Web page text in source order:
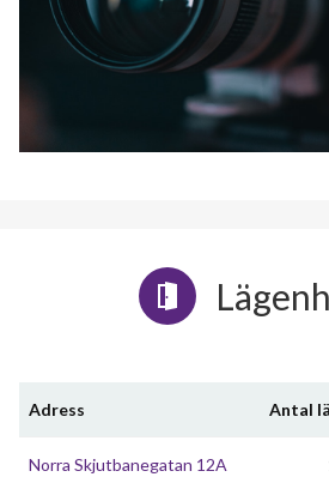
Adress Antal
Norra Skjutbanegatan 12A